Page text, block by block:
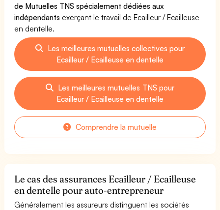
de Mutuelles TNS spécialement dédiées aux
indépendants exerçant le travail de Ecailleur / Ecailleuse
en dentelle.
Les meilleures mutuelles collectives pour
Ecailleur / Ecailleuse en dentelle
Les meilleures mutuelles TNS pour
Ecailleur / Ecailleuse en dentelle
Comprendre la mutuelle
Le cas des assurances Ecailleur / Ecailleuse
en dentelle pour auto-entrepreneur
Généralement les assureurs distinguent les sociétés